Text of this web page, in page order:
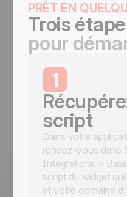
PRÊT EN
Trois
pour
1
script
Dans votre
rendez-vous dans
Integrations >
script du widget
et votre domaine